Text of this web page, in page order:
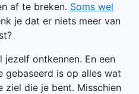
af te breken. Soms wel
je dat er niets meer van
ontkennen. En een
gebaseerd is op alles wat
ziel die je bent. Misschien